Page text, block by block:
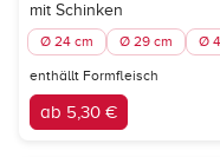
mit Schinken
Ø 24 cm Ø 29 cm Ø
enthällt Formfleisch
ab 5,30 €